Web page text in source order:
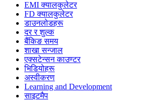
EMI क्यालकुलेटर
FD क्यालकुलेटर
डाउनलोडहरू
दर र शुल्क
बैंकिङ समय
शाखा सन्जाल
एक्सटेन्सन काउण्टर
भिडियोहरू
अस्वीकरण
Learning and Development
साइटमैप